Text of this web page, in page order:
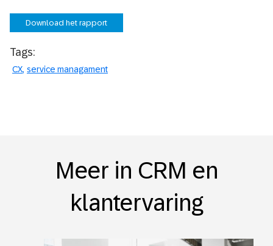
Download het rapport
Tags:
CX service managament
Meer in CRM en
klantervaring